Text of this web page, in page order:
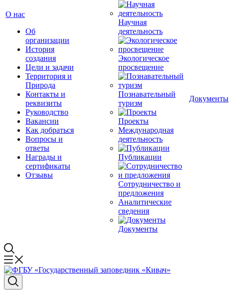
О нас
Об
организации
История
создания
Цели и задачи
Территория и
Природа
Контакты и
реквизиты
Руководство
Вакансии
Как добраться
Вопросы и
ответы
Награды и
сертификаты
Отзывы
Научная
деятельность
Экологическое
просвещение
Познавательный
туризм
Проекты
Международная
деятельность
Публикации
Сотрудничество и
предложения
Аналитические
сведения
Документы
Документы